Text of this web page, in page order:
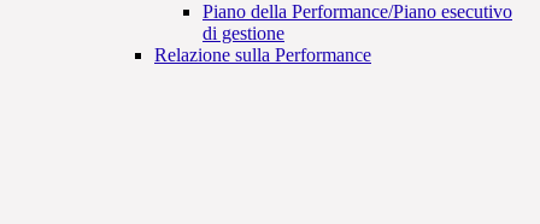
Piano della Performance/Piano esecutivo
di gestione
Relazione sulla Performance